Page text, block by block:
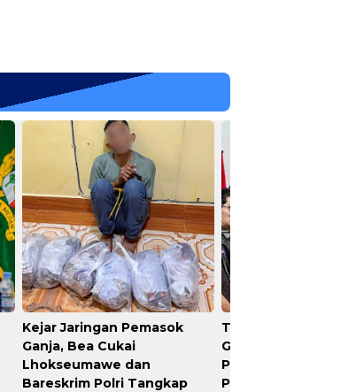
Kejar Jaringan Pemasok
Ganja, Bea Cukai
Lhokseumawe dan
Bareskrim Polri Tangkap
Terima Audiensi
Gubernur Bobby
Paparkan Tiga
Pembangunan